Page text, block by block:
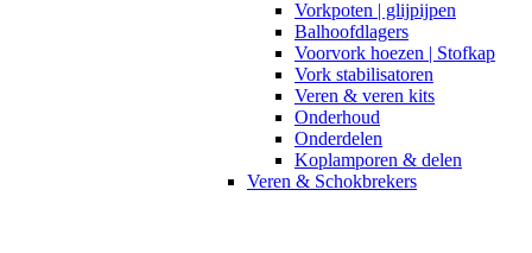
Vorkpoten | glijpijpen
Balhoofdlagers
Voorvork hoezen | Stofkap
Vork stabilisatoren
Veren & veren kits
Onderhoud
Onderdelen
Koplamporen & delen
Veren & Schokbrekers